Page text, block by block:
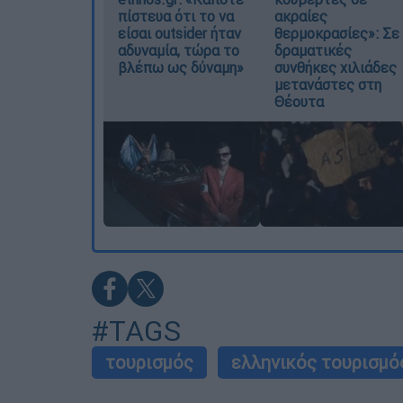
πίστευα ότι το να
είσαι outsider ήταν
αδυναμία, τώρα το
βλέπω ως δύναμη»
ακραίες
θερμοκρασίες»: Σε
δραματικές
συνθήκες χιλιάδες
μετανάστες στη
Θέουτα
#TAGS
τουρισμός ελληνικός